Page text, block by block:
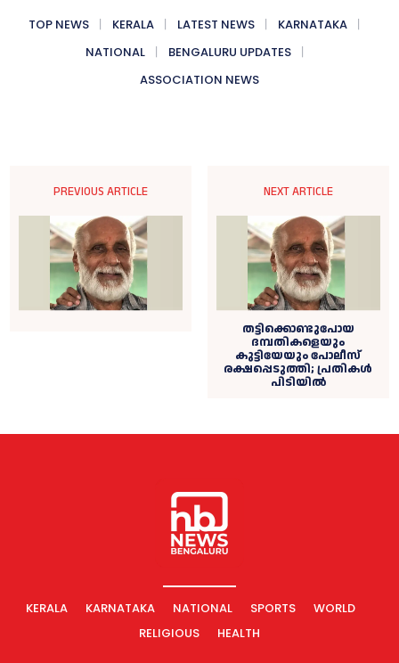
TOP NEWS KERALA LATEST NEWS
KARNATAKA
NATIONAL
BENGALURU UPDATES
ASSOCIATION NEWS
PREVIOUS ARTICLE NEXT ARTICLE
തട്ടിക്കൊണ്ടുപോയ
ദമ്പതികളെയും
കുട്ടിയേയും പോലീസ്
രക്ഷപ്പെടുത്തി; പ്രതികള്‍
പിടിയില്‍
KERALA KARNATAKA NATIONAL SPORTS
WORLD
RELIGIOUS
HEALTH